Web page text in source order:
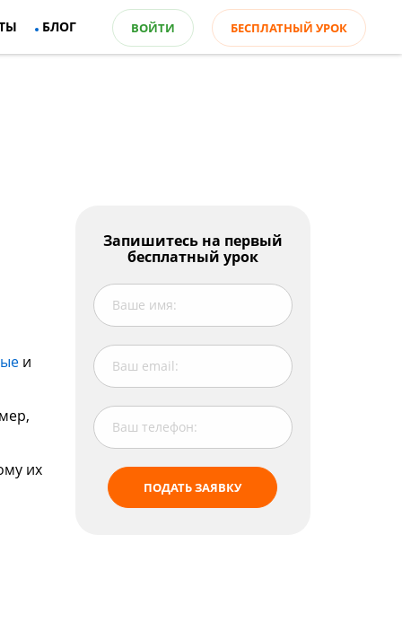
ВОЙТИ БЕСПЛАТНЫЙ УРОК
БЛОГ
Оглавление
Особенности объектных местоимений
Место в предложении объектных
местоимений
предложении
Глаголы с предлогами, которые требуют
Watch the video on Objective Pronouns
Запишитесь на первый
бесплатный урок
ПОДАТЬ ЗАЯВКУ
и
их